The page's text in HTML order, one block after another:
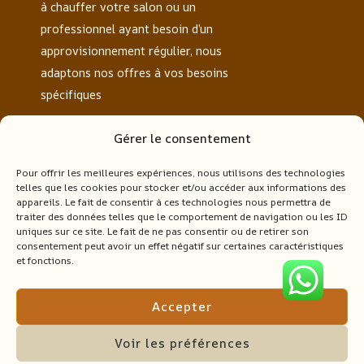
Gérer le consentement
Pour offrir les meilleures expériences, nous utilisons des technologies
telles que les cookies pour stocker et/ou accéder aux informations des
appareils. Le fait de consentir à ces technologies nous permettra de
traiter des données telles que le comportement de navigation ou les ID
uniques sur ce site. Le fait de ne pas consentir ou de retirer son
consentement peut avoir un effet négatif sur certaines caractéristiques
et fonctions.
Accepter
Voir les préférences
à chauffer votre salon ou un
professionnel ayant besoin d’un
approvisionnement régulier, nous
adaptons nos offres à vos besoins
spécifiques
Commande
Politique De Confidentialité
Nous Contacter
A propos
Nos Produits
Bois de Chauffage Sec & Pellets |
Livraison Partout en Europe